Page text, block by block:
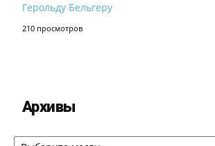
Герольду Бельгеру
210 просмотров
Архивы
Архивы